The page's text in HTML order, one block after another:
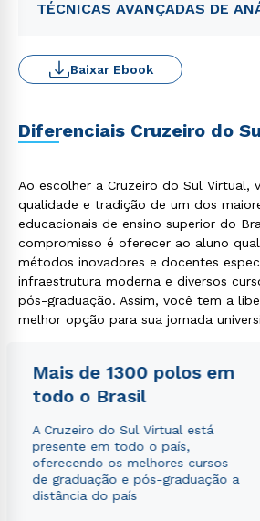
TÉCNICAS AVANÇADAS DE
Baixar Ebook
Diferenciais Cruzeiro do
Ao escolher a Cruzeiro do Sul Virtual,
qualidade e tradição de um dos
educacionais de ensino superior do
compromisso é oferecer ao aluno
métodos inovadores e docentes
infraestrutura moderna e diversos
pós-graduação. Assim, você tem a
melhor opção para sua jornada
Mais de 1300 polos em
todo o Brasil
A Cruzeiro do Sul Virtual está
presente em todo o país,
oferecendo os melhores cursos
de graduação e pós-graduação a
distância do país
Rápido e fácil
WhatsApp
ou
Política de
autorizo que meus dados sejam
envio de conteúdos da Cruzeiro do